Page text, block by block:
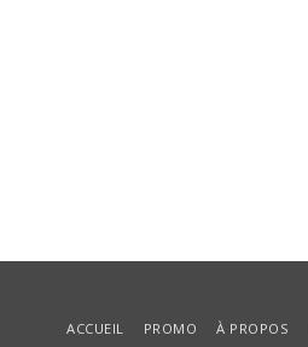
ACCUEIL PROMO À PROPOS